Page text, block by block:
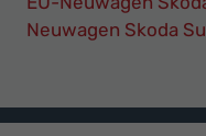
Neuwagen Skoda